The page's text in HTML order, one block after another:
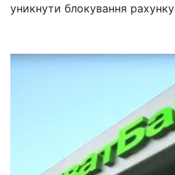
уникнути блокування рахунку